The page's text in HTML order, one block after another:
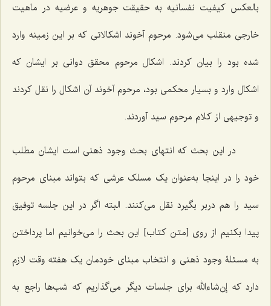
بالعکس کیفیت نفسانیه به حقیقت جوهریه و عرضیه در ماهیت
خارجی منقلب می‌شود. مرحوم آخوند اشکالاتی که بر این زمینه وارد
شده بود را بیان کردند. اشکال مرحوم محقق دوانی بر ایشان که
اشکال وارد و بسیار محکمی بود، مرحوم آخوند آن اشکال را نقل کردند
و توجیهی از کلام مرحوم سید آوردند.
در این بحث که انتهای بحث وجود ذهنی است ایشان مطلب
خود را در اینجا به‌عنوان یک مسلک عرشی که بتواند مبنای مرحوم
سید را هم دربر بگیرد نقل می‌کنند. البته اگر در این جلسه توفیق
پیدا بکنیم از روی [متن کتاب] این بحث را می‌خوانیم اما پرداختن
به مسئلۀ وجود ذهنی و انتخاب مبنای خودمان یک هفته وقت لازم
دارد که إن‌شاءالله برای جلسات دیگر می‌گذاریم که شب‌ها راجع به